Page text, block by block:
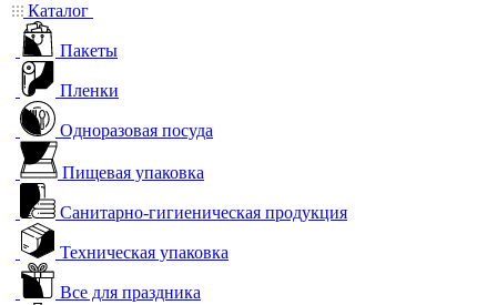
Каталог
Пакеты
Пленки
Одноразовая посуда
Пищевая упаковка
Санитарно-гигиеническая продукция
Техническая упаковка
Все для праздника